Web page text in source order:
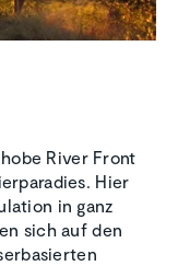
River Front
Hier
in ganz
sich auf den